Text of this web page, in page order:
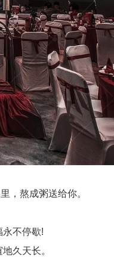
熬成粥送给你。
不停歇!
久天长。